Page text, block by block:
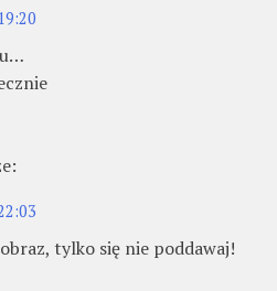
tylko się nie poddawaj!